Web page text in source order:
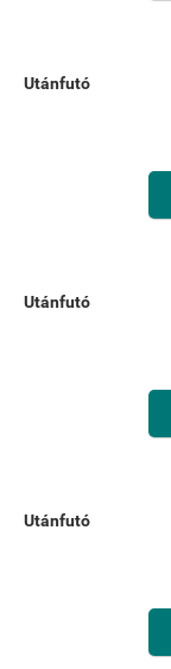
Utánfutó
Utánfutó
Utánfutó